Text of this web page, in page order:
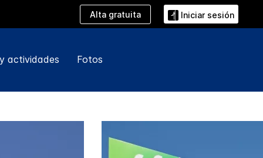
Alta gratuita Iniciar sesión
actividades Fotos